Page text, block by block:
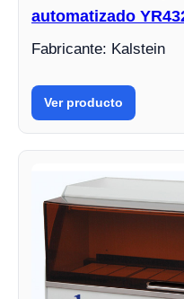
automatizado
Fabricante: Kalstein
Ver producto